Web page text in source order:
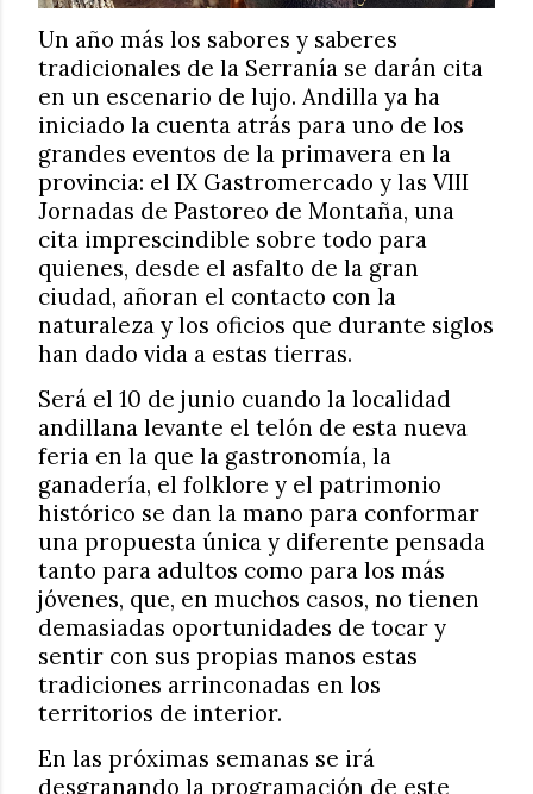
Un año más los sabores y saberes
tradicionales de la Serranía se darán cita
en un escenario de lujo. Andilla ya ha
iniciado la cuenta atrás para uno de los
grandes eventos de la primavera en la
provincia: el IX Gastromercado y las VIII
Jornadas de Pastoreo de Montaña, una
cita imprescindible sobre todo para
quienes, desde el asfalto de la gran
ciudad, añoran el contacto con la
naturaleza y los oficios que durante siglos
han dado vida a estas tierras.
Será el 10 de junio cuando la localidad
andillana levante el telón de esta nueva
feria en la que la gastronomía, la
ganadería, el folklore y el patrimonio
histórico se dan la mano para conformar
una propuesta única y diferente pensada
tanto para adultos como para los más
jóvenes, que, en muchos casos, no tienen
demasiadas oportunidades de tocar y
sentir con sus propias manos estas
tradiciones arrinconadas en los
territorios de interior.
En las próximas semanas se irá
desgranando la programación de este